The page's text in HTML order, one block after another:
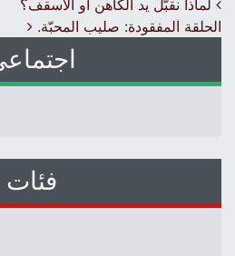
Post navigation
لماذا نقبّل يد الكاهن أو الأسقف؟
الحلقة المفقودة: صليب المحبّة.
اجتماعي
فئات